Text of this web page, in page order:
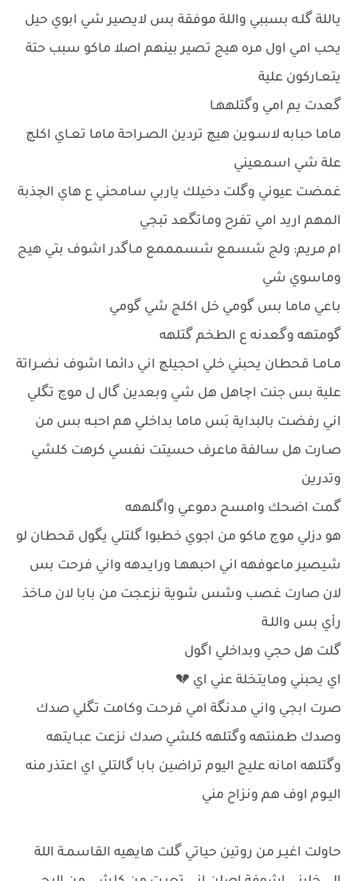
ياللة گلـه بسببي واللة موفقة بس لايصير شي ابوي حيل
يحب امي اول مره هيج تصير بينهم اصلا ماكو سبب حتة
يتعـاركون علية
گعدت يم امي وگتلههـا
ماما حبابه لاسـوين هيچ تردين الصـراحة ماما تعـاي اكلچ
علة شي اسمعيني
غمضت عيوني وگلت دخيلك ياربي سامحني ع هاي الچذبة
المهم اريد امي تفرح وماتگعد تبجي
ام مريم: ولج شسمع شسمممع مـاگدر اشوف بتي هيج
وماسوي شي
باعي ماما بس گومي خل اكلج شي گومي
گومتهه وگعدنه ع الطخم گتلهه
مـامـا قحطان يحبني خلي احجيلچ اني دائما اشوف نضـراتة
علية بس جنت اچاهل هل شي وبعدين گال ل موچ تگلي
اني رفضـت بالبداية بَس ماما بداخلي هم احبـه بس من
صـارت هل سالفة ماعرف حسيتت نفسي كرهت كلشي
وتدرين
گمت اضحك وامسح دموعي واگلههه
هو دزلي موچ ماكو من اجوي خطبوا گلتلي يگول قحطان لو
شيصير ماعوفهه اني احبههـا ورايـدهه واني فرحت بس
لان صارت غصب وشس شوية نزعجت من بابا لان مـاخذ
رأي بس واللـة
گلت هل حجي وبداخلي اگول
اي يحبني ومايتخلة عني اي 💔
صرت ابجي واني مـدنگة امي فرحـت وكامت تگلي صدك
وصدك طمنتهه وگتلهه كلشي صدك نزعت عبـايتهه
وگتلهه امانه عليج اليوم تراضين بابا گالتلي اي اعتذر منه
اليـوم اوف هم ونزاح مني
حاولت اغيـر من روتين حياتي گلت هايهيه القاسمـة اللة